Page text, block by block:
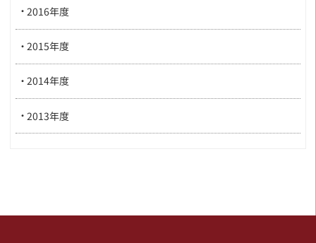
2016年度
2015年度
2014年度
2013年度